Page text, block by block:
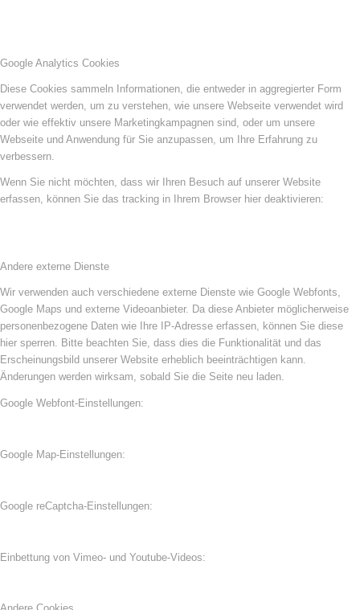
Google Analytics Cookies
Diese Cookies sammeln Informationen, die entweder in aggregierter Form
verwendet werden, um zu verstehen, wie unsere Webseite verwendet wird
oder wie effektiv unsere Marketingkampagnen sind, oder um unsere
Webseite und Anwendung für Sie anzupassen, um Ihre Erfahrung zu
verbessern.
Wenn Sie nicht möchten, dass wir Ihren Besuch auf unserer Website
erfassen, können Sie das tracking in Ihrem Browser hier deaktivieren:
Andere externe Dienste
Wir verwenden auch verschiedene externe Dienste wie Google Webfonts,
Google Maps und externe Videoanbieter. Da diese Anbieter möglicherweise
personenbezogene Daten wie Ihre IP-Adresse erfassen, können Sie diese
hier sperren. Bitte beachten Sie, dass dies die Funktionalität und das
Erscheinungsbild unserer Website erheblich beeinträchtigen kann.
Änderungen werden wirksam, sobald Sie die Seite neu laden.
Google Webfont-Einstellungen:
Google Map-Einstellungen:
Google reCaptcha-Einstellungen:
Einbettung von Vimeo- und Youtube-Videos: